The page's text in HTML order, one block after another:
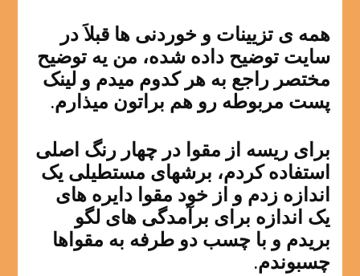
همه ی تزیینات و خوردنی ها قبلاَ در
سایت توضیح داده شده، من یه توضیح
مختصر راجع به هر کدوم میدم و لینک
پست مربوطه رو هم براتون میذارم.
برای ریسه از مقوا در چهار رنگ اصلی
استفاده کردم، برشهای مستطیلی یک
اندازه زدم و از خود مقوا دایره های
یک اندازه برای برآمدگی های لگو
بریدم و با چسب دو طرفه به مقواها
چسبوندم.